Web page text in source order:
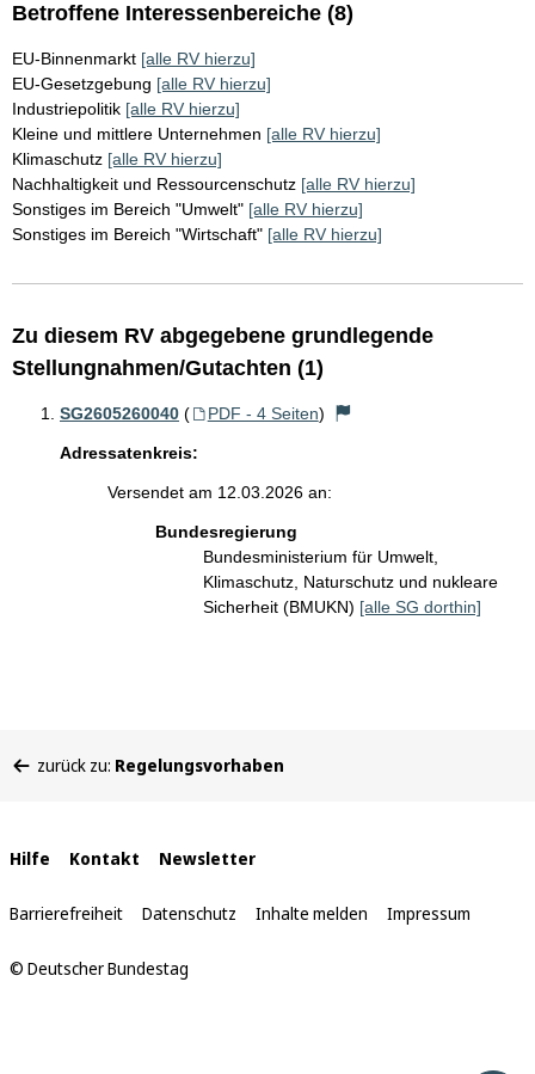
Betroffene Interessenbereiche (8)
EU-Binnenmarkt [alle RV hierzu]
EU-Gesetzgebung [alle RV hierzu]
Industriepolitik [alle RV hierzu]
Kleine und mittlere Unternehmen [alle RV hierzu]
Klimaschutz [alle RV hierzu]
Nachhaltigkeit und Ressourcenschutz [alle RV hierzu]
Sonstiges im Bereich "Umwelt" [alle RV hierzu]
Sonstiges im Bereich "Wirtschaft" [alle RV hierzu]
Zu diesem RV abgegebene grundlegende
Stellungnahmen/Gutachten (1)
SG2605260040 ( PDF - 4 Seiten)
Adressatenkreis:
Versendet am 12.03.2026 an:
Bundesregierung
Bundesministerium für Umwelt,
Klimaschutz, Naturschutz und nukleare
Sicherheit (BMUKN) [alle SG dorthin]
befinden
zurück zu: Regelungsvorhaben
Interne
Links
Hilfe Kontakt Newsletter
Barrierefreiheit Datenschutz Inhalte melden Impressum
© Deutscher Bundestag